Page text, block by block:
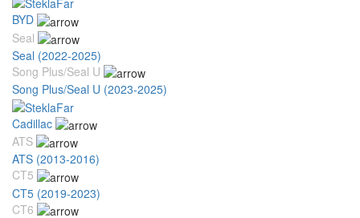
BYD
Seal
Seal (2022-2025)
Song Plus/Seal U
Song Plus/Seal U (2023-2025)
Cadillac
ATS
ATS (2013-2016)
CT5
CT5 (2019-2023)
CT6